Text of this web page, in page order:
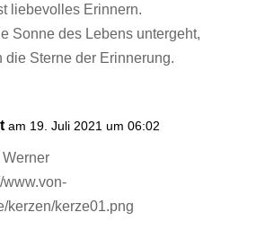
liebevolles Erinnern.
Sonne des Lebens untergeht,
die Sterne der Erinnerung.
am 19. Juli 2021 um 06:02